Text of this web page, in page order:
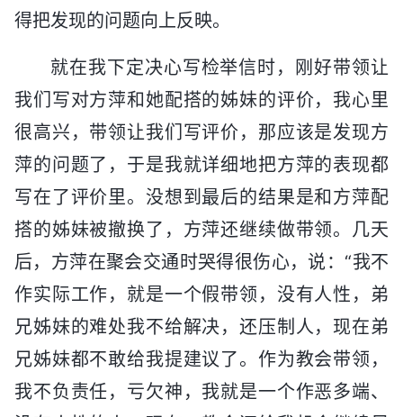
得把发现的问题向上反映。
就在我下定决心写检举信时，刚好带领让
我们写对方萍和她配搭的姊妹的评价，我心里
很高兴，带领让我们写评价，那应该是发现方
萍的问题了，于是我就详细地把方萍的表现都
写在了评价里。没想到最后的结果是和方萍配
搭的姊妹被撤换了，方萍还继续做带领。几天
后，方萍在聚会交通时哭得很伤心，说：“我不
作实际工作，就是一个假带领，没有人性，弟
兄姊妹的难处我不给解决，还压制人，现在弟
兄姊妹都不敢给我提建议了。作为教会带领，
我不负责任，亏欠神，我就是一个作恶多端、